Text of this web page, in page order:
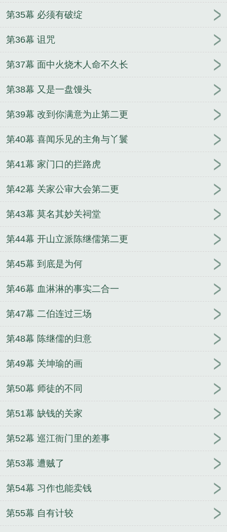
第35幕 必须有破绽
第36幕 诅咒
第37幕 面中火烧木人命不久长
第38幕 又是一盘馒头
第39幕 改到你满意为止第二更
第40幕 喜闻乐见的主角与丫鬟
第41幕 家门口的拦路虎
第42幕 关家公审大会第二更
第43幕 莫名其妙关祠堂
第44幕 开山立派陈继儒第二更
第45幕 到底是为何
第46幕 血淋淋的事实二合一
第47幕 二伯连过三场
第48幕 陈继儒的归意
第49幕 关坤瑜的画
第50幕 师徒的不同
第51幕 缺钱的关家
第52幕 巡江衙门里的差事
第53幕 遭贼了
第54幕 习作也能卖钱
第55幕 自有计较